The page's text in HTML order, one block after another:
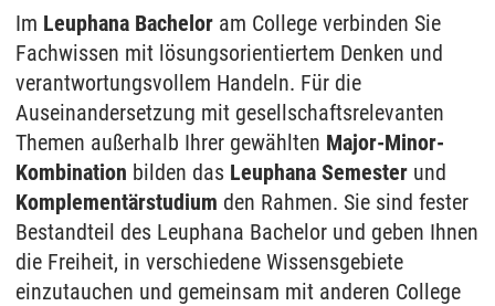
Im Leuphana Bachelor am College verbinden Sie
Fachwissen mit lösungsorientiertem Denken und
verantwortungsvollem Handeln. Für die
Auseinandersetzung mit gesellschaftsrelevanten
Themen außerhalb Ihrer gewählten Major-Minor-
Kombination bilden das Leuphana Semester und
Komplementärstudium den Rahmen. Sie sind fester
Bestandteil des Leuphana Bachelor und geben Ihnen
die Freiheit, in verschiedene Wissensgebiete
einzutauchen und gemeinsam mit anderen College